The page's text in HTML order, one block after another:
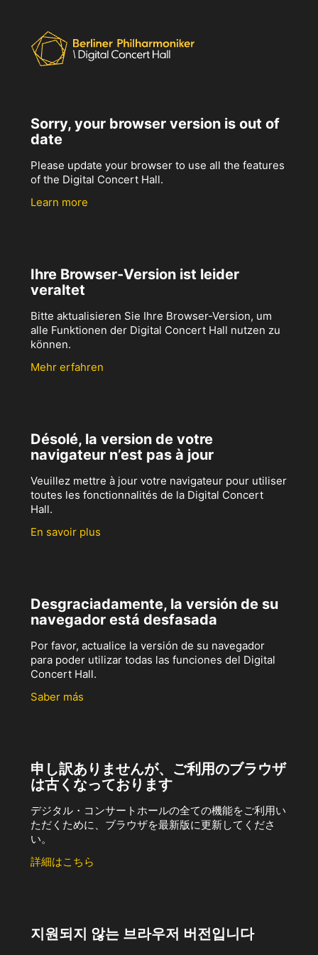
Sorry, your browser version is out of
date
Please update your browser to use all the features
of the Digital Concert Hall.
Learn more
Ihre Browser-Version ist leider
veraltet
Bitte aktualisieren Sie Ihre Browser-Version, um
alle Funktionen der Digital Concert Hall nutzen zu
können.
Mehr erfahren
Désolé, la version de votre
navigateur n’est pas à jour
Veuillez mettre à jour votre navigateur pour utiliser
toutes les fonctionnalités de la Digital Concert
Hall.
En savoir plus
Desgraciadamente, la versión de su
navegador está desfasada
Por favor, actualice la versión de su navegador
para poder utilizar todas las funciones del Digital
Concert Hall.
Saber más
申し訳ありませんが、ご利用のブラウザ
は古くなっております
デジタル・コンサートホールの全ての機能をご利用い
ただくために、ブラウザを最新版に更新してくださ
い。
詳細はこちら
지원되지 않는 브라우저 버전입니다